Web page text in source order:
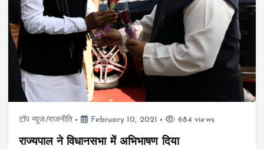
टॉप न्यूज/राजनीति February 10, 2021 684 views
राज्यपाल ने विधानसभा में अभिभाषण दिया